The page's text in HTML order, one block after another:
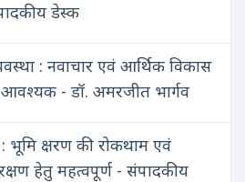
डेस्क
: नवाचार एवं आर्थिक विकास
- डॉ. अमरजीत भार्गव
: भूमि क्षरण की रोकथाम एवं
हेतु महत्वपूर्ण - संपादकीय